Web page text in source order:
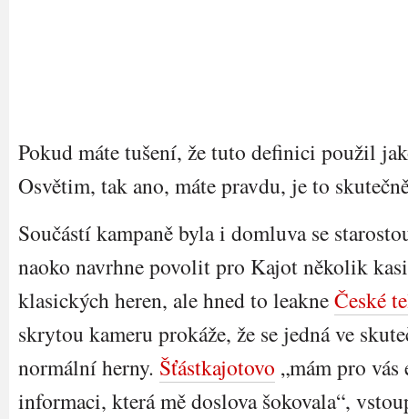
Pokud máte tušení, že tuto definici použil
Osvětim, tak ano, máte pravdu, je to
Součástí kampaně byla i domluva se
naoko navrhne povolit pro Kajot několik
klasických heren, ale hned to leakneČeské
skrytou kameru prokáže, že se jedná ve
normální herny. Šťástkajotovo „mám pro
informaci, která mě doslova šokovala“,